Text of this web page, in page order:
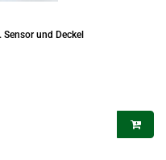
und Deckel